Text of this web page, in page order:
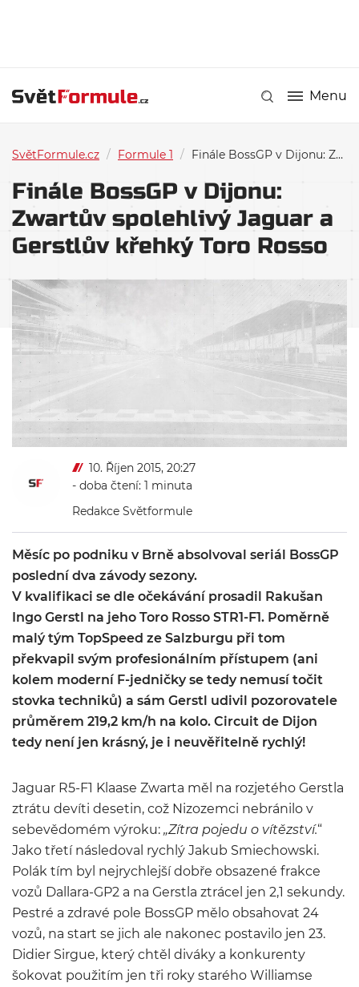
Menu
SvětFormule.cz / Formule 1 / Finále BossGP v Dijonu: Zwartův spolehlivý Jaguar a Gerstlův křehký Toro Rosso
Finále BossGP v Dijonu:
Zwartův spolehlivý Jaguar a
Gerstlův křehký Toro Rosso
10. Říjen 2015, 20:27
- doba čtení: 1 minuta
Redakce Světformule
Měsíc po podniku v Brně absolvoval seriál BossGP
poslední dva závody sezony.
V kvalifikaci se dle očekávání prosadil Rakušan
Ingo Gerstl na jeho Toro Rosso STR1-F1. Poměrně
malý tým TopSpeed ze Salzburgu při tom
překvapil svým profesionálním přístupem (ani
kolem moderní F-jedničky se tedy nemusí točit
stovka techniků) a sám Gerstl udivil pozorovatele
průměrem 219,2 km/h na kolo. Circuit de Dijon
tedy není jen krásný, je i neuvěřitelně rychlý!
Jaguar R5-F1 Klaase Zwarta měl na rozjetého Gerstla
ztrátu devíti desetin, což Nizozemci nebránilo v
sebevědomém výroku: „Zítra pojedu o vítězství.“
Jako třetí následoval rychlý Jakub Smiechowski.
Polák tím byl nejrychlejší dobře obsazené frakce
vozů Dallara-GP2 a na Gerstla ztrácel jen 2,1 sekundy.
Pestré a zdravé pole BossGP mělo obsahovat 24
vozů, na start se jich ale nakonec postavilo jen 23.
Didier Sirgue, který chtěl diváky a konkurenty
šokovat použitím jen tři roky starého Williamse